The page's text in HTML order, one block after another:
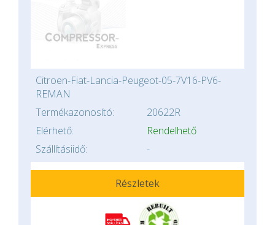
Citroen-Fiat-Lancia-Peugeot-05-7V16-PV6-
REMAN
Termékazonosító:
20622R
Elérhető:
Rendelhető
Szállításiidő:
-
Részletek